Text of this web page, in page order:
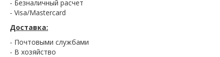
- Безналичный расчет
- Visa/Mastercard
Доставка:
- Почтовыми службами
- В хозяйство